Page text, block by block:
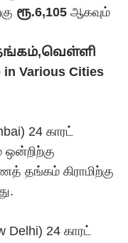
ரூ.6,105 ஆகவும்
Various Cities
24 காரட்
தங்கம் கிராமிற்கு
Delhi) 24 காரட்